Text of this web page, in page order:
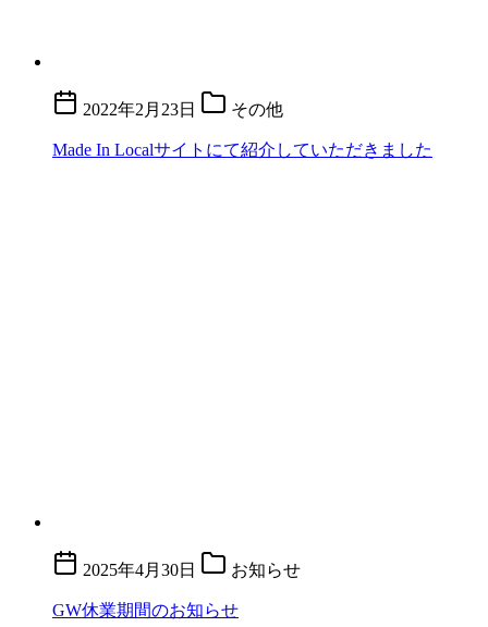
2022年2月23日 その他
Made In Localサイトにて紹介していただきました
2025年4月30日 お知らせ
GW休業期間のお知らせ